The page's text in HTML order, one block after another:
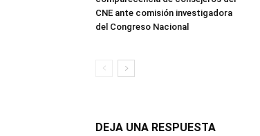
CNE ante comisión investigadora
del Congreso Nacional
DEJA UNA RESPUESTA